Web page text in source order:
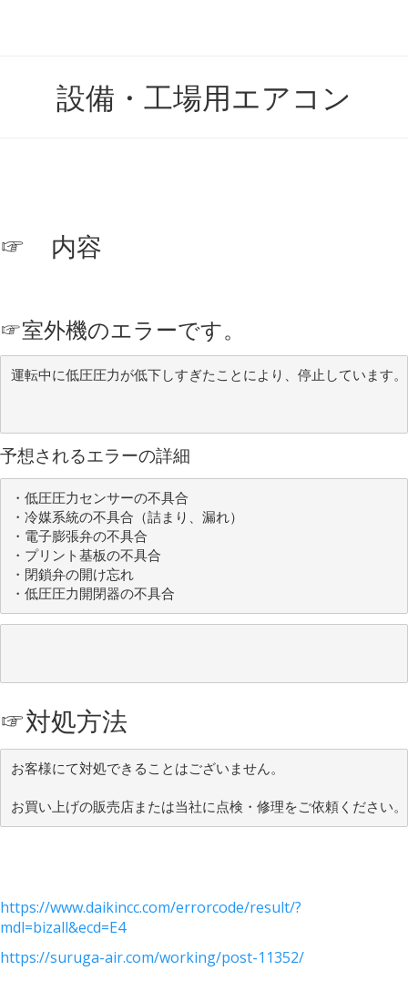
設備・工場用エアコン
☞ 内容
☞室外機のエラーです。
運転中に低圧圧力が低下しすぎたことにより、停止しています。
予想されるエラーの詳細
・低圧圧力センサーの不具合
・冷媒系統の不具合（詰まり、漏れ）
・電子膨張弁の不具合
・プリント基板の不具合
・閉鎖弁の開け忘れ
・低圧圧力開閉器の不具合
☞対処方法
お客様にて対処できることはございません。
お買い上げの販売店または当社に点検・修理をご依頼ください。
https://www.daikincc.com/errorcode/result/?
mdl=bizall&ecd=E4
https://suruga-air.com/working/post-11352/